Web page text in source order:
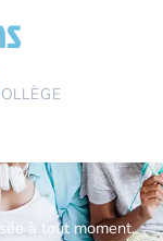
à tout moment.